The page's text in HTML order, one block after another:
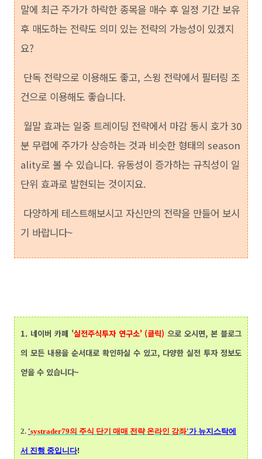
말에 최근 주가가 하락한 종목을 매수 후 일정 기간 보유
후 매도하는 전략도 의미 있는 전략의 가능성이 있겠지
요?
단독 전략으로 이용해도 좋고, 스윙 전략에서 필터링 조
건으로 이용해도 좋습니다.
월말 효과는 일중 트레이딩 전략에서 마감 동시 호가 30
분 무렵에 주가가 상승하는 것과 비슷한 형태의 season
ality로 볼 수 있습니다. 유동성이 증가하는 규칙성이 일
단위 효과로 발현되는 것이지요.
다양하게 테스트해보시고 자신만의 전략을 만들어 보시
기 바랍니다~
1. 네이버 카페 '실전주식투자 연구소' (클릭) 으로 오시면, 본 블로그
의 모든 내용을 순서대로 확인하실 수 있고, 다양한 실전 투자 정보도
얻을 수 있습니다~
2. 'systrader79의 주식 단기 매매 전략 온라인 강좌'가 뉴지스탁에
서 진행 중입니다!